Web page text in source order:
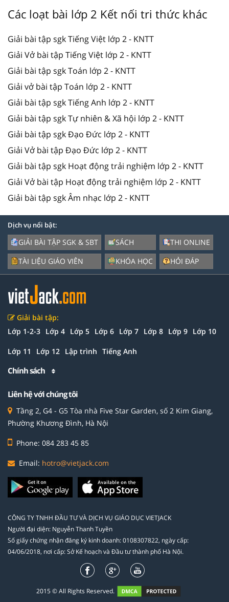
Các loạt bài lớp 2 Kết nối tri thức khác
Giải bài tập sgk Tiếng Việt lớp 2 - KNTT
Giải Vở bài tập Tiếng Việt lớp 2 - KNTT
Giải bài tập sgk Toán lớp 2 - KNTT
Giải vở bài tập Toán lớp 2 - KNTT
Giải bài tập sgk Tiếng Anh lớp 2 - KNTT
Giải bài tập sgk Tự nhiên & Xã hội lớp 2 - KNTT
Giải bài tập sgk Đạo Đức lớp 2 - KNTT
Giải Vở bài tập Đạo Đức lớp 2 - KNTT
Giải bài tập sgk Hoạt động trải nghiệm lớp 2 - KNTT
Giải Vở bài tập Hoạt động trải nghiệm lớp 2 - KNTT
Giải bài tập sgk Âm nhạc lớp 2 - KNTT
Dịch vụ nổi bật:
GIẢI BÀI TẬP SGK & SBT
TÀI LIỆU GIÁO VIÊN
SÁCH
KHÓA HỌC
THI ONLINE
HỎI ĐÁP
Giải bài tập:
Lớp 1-2-3 Lớp 4 Lớp 5 Lớp 6 Lớp 7 Lớp 8 Lớp 9 Lớp 10
Lớp 11 Lớp 12 Lập trình Tiếng Anh
Chính sách
Liên hệ với chúng tôi
Tầng 2, G4 - G5 Tòa nhà Five Star Garden, số 2 Kim Giang,
Phường Khương Đình, Hà Nội
Phone: 084 283 45 85
Email: hotro@vietjack.com
CÔNG TY TNHH ĐẦU TƯ VÀ DỊCH VỤ GIÁO DỤC VIETJACK
Người đại diện: Nguyễn Thanh Tuyền
Số giấy chứng nhận đăng ký kinh doanh: 0108307822, ngày cấp:
04/06/2018, nơi cấp: Sở Kế hoạch và Đầu tư thành phố Hà Nội.
2015 © All Rights Reserved.